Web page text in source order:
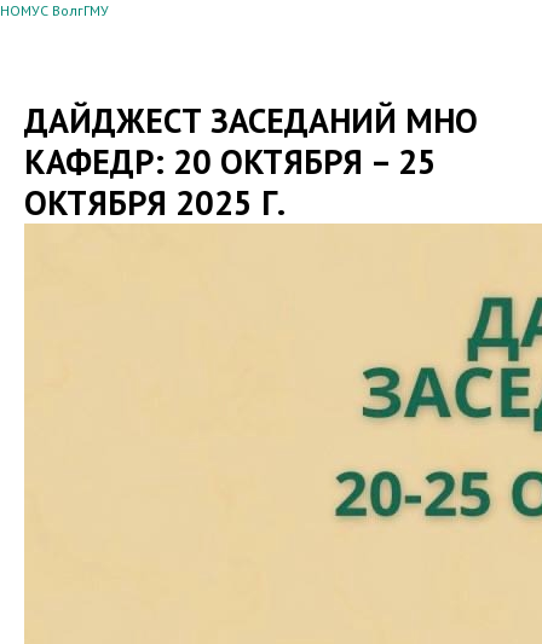
НОМУС ВолгГМУ
ДАЙДЖЕСТ ЗАСЕДАНИЙ МНО
КАФЕДР: 20 ОКТЯБРЯ – 25
ОКТЯБРЯ 2025 Г.